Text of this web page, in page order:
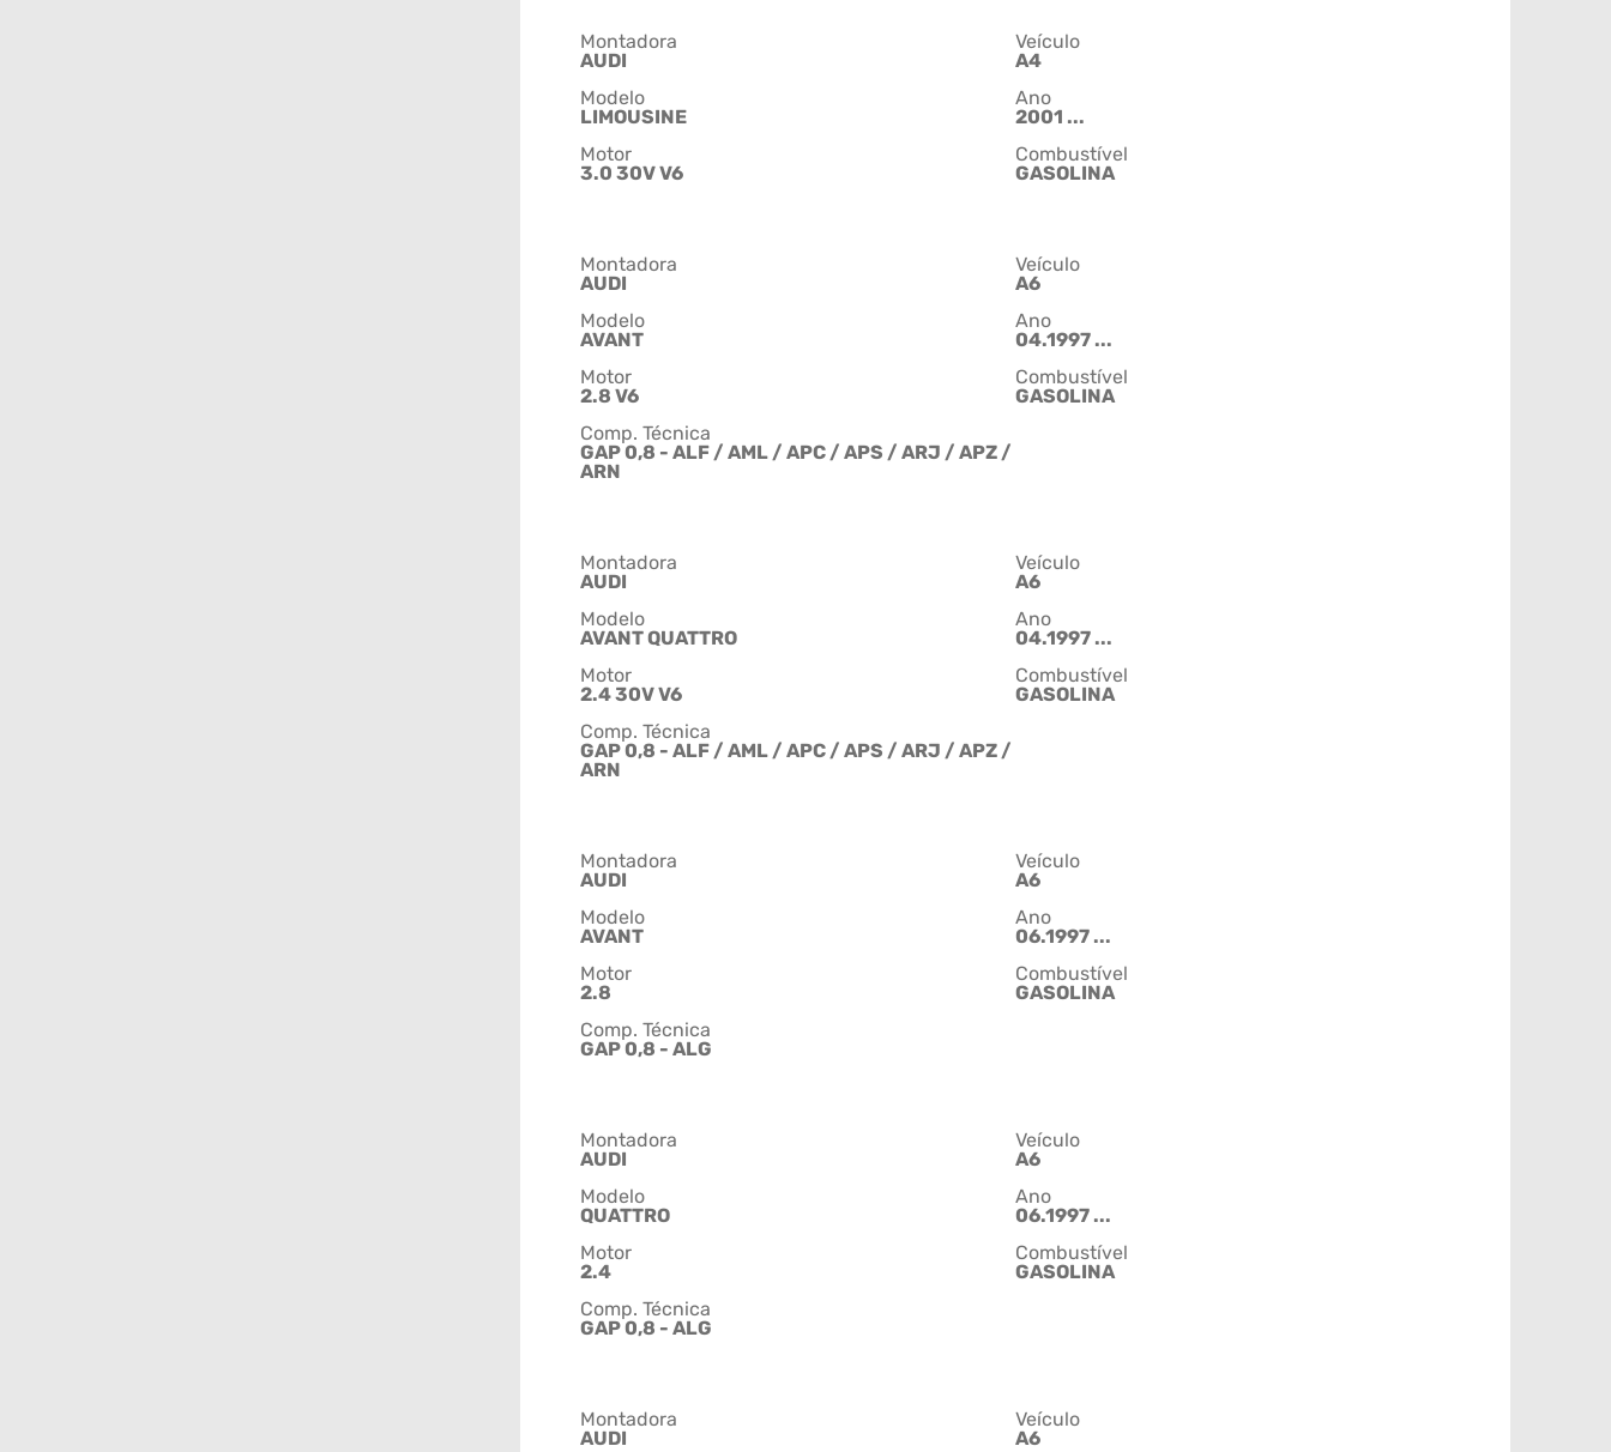
Montadora
AUDI
Veículo
A4
Modelo
LIMOUSINE
Ano
2001 ...
Motor
3.0 30V V6
Combustível
GASOLINA
Montadora
AUDI
Veículo
A6
Modelo
AVANT
Ano
04.1997 ...
Motor
2.8 V6
Combustível
GASOLINA
Comp. Técnica
GAP 0,8 - ALF / AML / APC / APS / ARJ / APZ /
ARN
Montadora
AUDI
Veículo
A6
Modelo
AVANT QUATTRO
Ano
04.1997 ...
Motor
2.4 30V V6
Combustível
GASOLINA
Comp. Técnica
GAP 0,8 - ALF / AML / APC / APS / ARJ / APZ /
ARN
Montadora
AUDI
Veículo
A6
Modelo
AVANT
Ano
06.1997 ...
Motor
2.8
Combustível
GASOLINA
Comp. Técnica
GAP 0,8 - ALG
Montadora
AUDI
Veículo
A6
Modelo
QUATTRO
Ano
06.1997 ...
Motor
2.4
Combustível
GASOLINA
Comp. Técnica
GAP 0,8 - ALG
Montadora
AUDI
Veículo
A6